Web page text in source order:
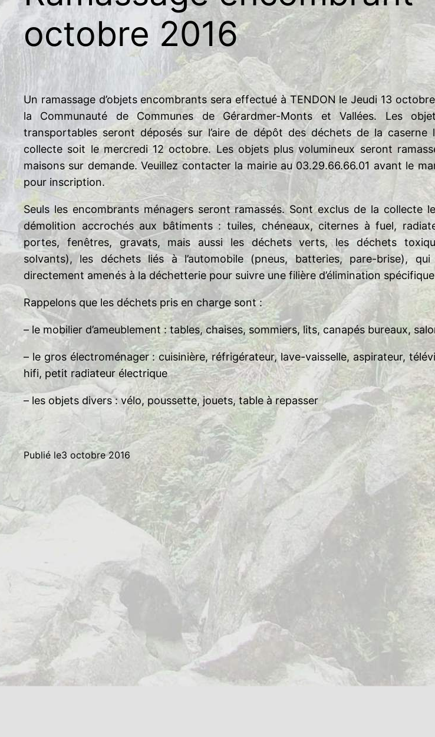
octobre 2016
Un ramassage d’objets encombrants sera effectué à TENDON le Jeudi 13
la Communauté de Communes de Gérardmer-Monts et Vallées. Les
transportables seront déposés sur l’aire de dépôt des déchets de la caserne
collecte soit le mercredi 12 octobre. Les objets plus volumineux seront
maisons sur demande. Veuillez contacter la mairie au 03.29.66.66.01 avant le
pour inscription.
Seuls les encombrants ménagers seront ramassés. Sont exclus de la collecte
démolition accrochés aux bâtiments : tuiles, chéneaux, citernes à fuel,
portes, fenêtres, gravats, mais aussi les déchets verts, les déchets
solvants), les déchets liés à l’automobile (pneus, batteries, pare-brise),
directement amenés à la déchetterie pour suivre une filière d’élimination
Rappelons que les déchets pris en charge sont :
– le mobilier d’ameublement : tables, chaises, sommiers, lits, canapés bureaux,
– le gros électroménager : cuisinière, réfrigérateur, lave-vaisselle, aspirateur,
hifi, petit radiateur électrique
– les objets divers : vélo, poussette, jouets, table à repasser
Publié le3 octobre 2016